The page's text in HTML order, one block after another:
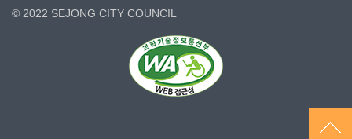
© 2022 SEJONG CITY COUNCIL